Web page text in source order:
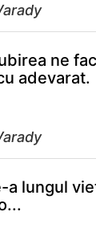
ne
adevarat.
a lungul